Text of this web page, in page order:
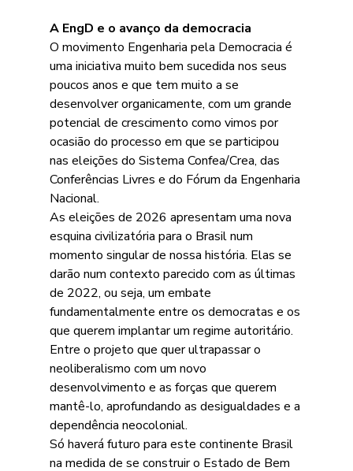
A EngD e o avanço da democracia
O movimento Engenharia pela Democracia é
uma iniciativa muito bem sucedida nos seus
poucos anos e que tem muito a se
desenvolver organicamente, com um grande
potencial de crescimento como vimos por
ocasião do processo em que se participou
nas eleições do Sistema Confea/Crea, das
Conferências Livres e do Fórum da Engenharia
Nacional.
As eleições de 2026 apresentam uma nova
esquina civilizatória para o Brasil num
momento singular de nossa história. Elas se
darão num contexto parecido com as últimas
de 2022, ou seja, um embate
fundamentalmente entre os democratas e os
que querem implantar um regime autoritário.
Entre o projeto que quer ultrapassar o
neoliberalismo com um novo
desenvolvimento e as forças que querem
mantê-lo, aprofundando as desigualdades e a
dependência neocolonial.
Só haverá futuro para este continente Brasil
na medida de se construir o Estado de Bem